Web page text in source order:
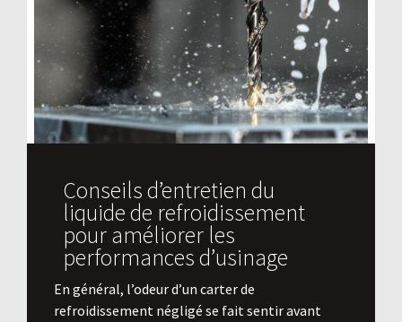
Conseils d’entretien du
liquide de refroidissement
pour améliorer les
performances d’usinage
En général, l’odeur d’un carter de
refroidissement négligé se fait sentir avant